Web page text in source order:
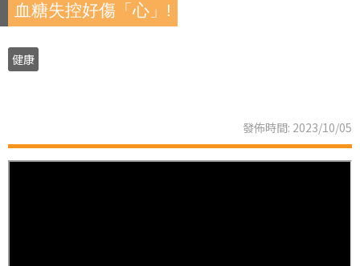
血糖失控好傷「心」!
健康
發佈時間: 2023/10/05